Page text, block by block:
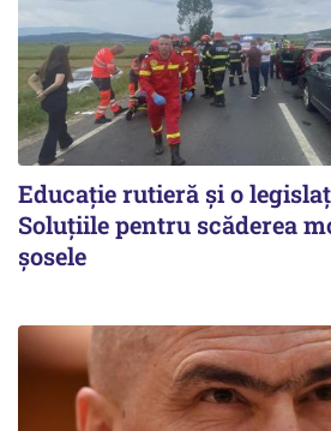
Educație rutieră și o
Soluțiile pentru scăderea
şosele